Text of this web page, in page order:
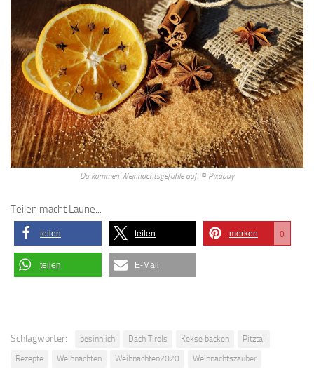
Da kommen Weihnachtsgefühle auf. © Pixabay
Teilen macht Laune...
teilen teilen merken 0
teilen E-Mail
Schlagwörter: besinnlich Dach Tirols Kekse backen
Pitztal
Rezepte
Weihnachten Weihnachten2020
Weihnachtszauber